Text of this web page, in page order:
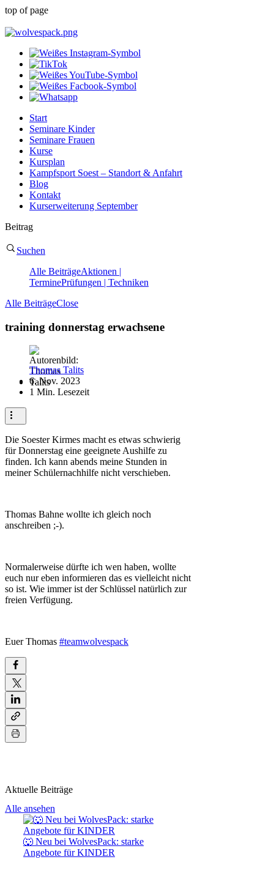
top of page
Start
Seminare Kinder
Seminare Frauen
Kurse
Kursplan
Kampfsport Soest – Standort & Anfahrt
Blog
Kontakt
Kurserweiterung September
Beitrag
Suchen
Alle BeiträgeAktionen |
TerminePrüfungen | Techniken
Alle BeiträgeClose
training donnerstag erwachsene
Thomas Talits
6. Nov. 2023
1 Min. Lesezeit
Die Soester Kirmes macht es etwas schwierig
für Donnerstag eine geeignete Aushilfe zu
finden. Ich kann abends meine Stunden in
meiner Schülernachhilfe nicht verschieben.
Thomas Bahne wollte ich gleich noch
anschreiben ;-).
Normalerweise dürfte ich wen haben, wollte
euch nur eben informieren das es vielleicht nicht
so ist. Wie immer ist der Schlüssel natürlich zur
freien Verfügung.
Euer Thomas #teamwolvespack
Aktuelle Beiträge
Alle ansehen
🐺 Neu bei WolvesPack: starke
Angebote für KINDER